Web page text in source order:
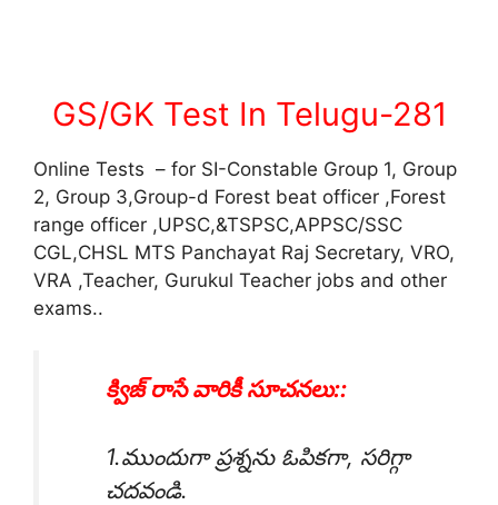
GS/GK Test In Telugu-281
Online Tests – for SI-Constable Group 1, Group
2, Group 3,Group-d Forest beat officer ,Forest
range officer ,UPSC,&TSPSC,APPSC/SSC
CGL,CHSL MTS Panchayat Raj Secretary, VRO,
VRA ,Teacher, Gurukul Teacher jobs and other
exams..
క్విజ్ రాసే వారికీ సూచనలు::
1.ముందుగా ప్రశ్నను ఓపికగా, సరిగ్గా
చదవండి.